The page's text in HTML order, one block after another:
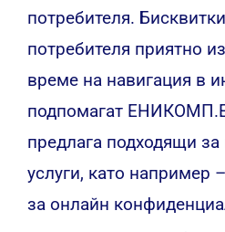
потребителя.
потребителя приятно
време на навигация в
подпомагат
предлага подходящи за
услуги, като например
за онлайн